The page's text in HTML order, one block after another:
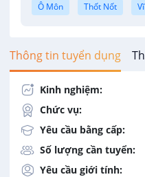
Ô Môn
Thốt Nốt
Thông tin tuyển dụng
Kinh nghiệm:
Chức vụ:
Yêu cầu bằng cấp:
Số lượng cần tuyển:
Yêu cầu giới tính: